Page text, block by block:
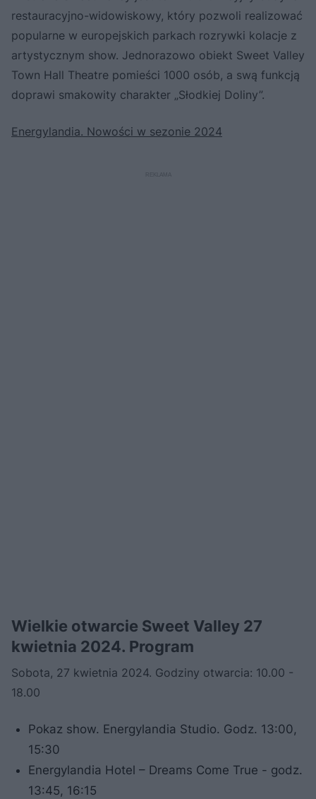
restauracyjno-widowiskowy, który pozwoli realizować
popularne w europejskich parkach rozrywki kolacje z
artystycznym show. Jednorazowo obiekt Sweet Valley
Town Hall Theatre pomieści 1000 osób, a swą funkcją
doprawi smakowity charakter „Słodkiej Doliny”.
Energylandia. Nowości w sezonie 2024
Wielkie otwarcie Sweet Valley 27
kwietnia 2024. Program
Sobota, 27 kwietnia 2024. Godziny otwarcia: 10.00 -
18.00
Pokaz show. Energylandia Studio. Godz. 13:00,
15:30
Energylandia Hotel – Dreams Come True - godz.
13:45, 16:15